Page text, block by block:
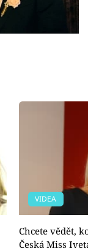
VIDEA
Chcete vědět,
Česká Miss